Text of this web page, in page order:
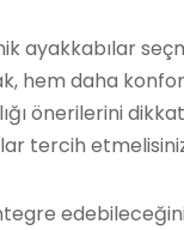
ayakkabılar
hem daha
önerilerini
tercih